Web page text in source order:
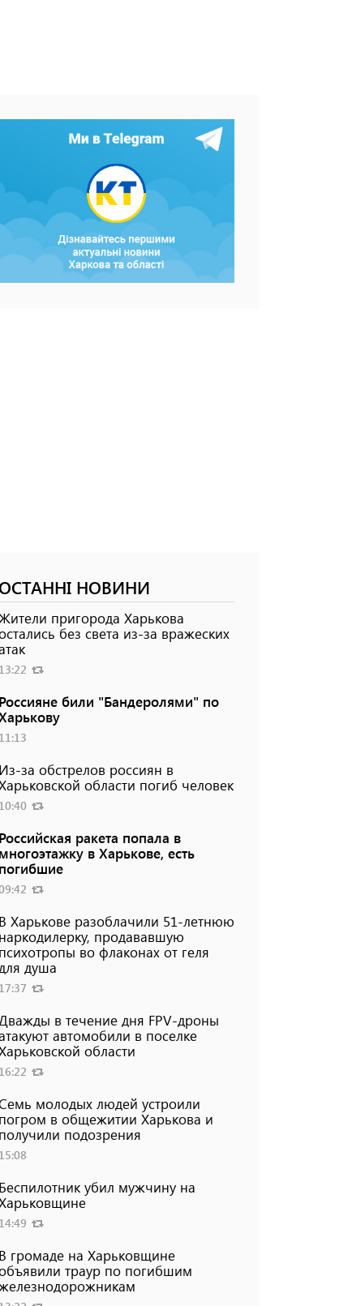
НОВИНИ
пригорода Харькова
без света из-за вражеских
13:22
Россияне били "Бандеролями" по
11:13
Из-за обстрелов россиян в
области погиб человек
10:40
Российская ракета попала в
многоэтажку в Харькове, есть
погибшие
В Харькове разоблачили 51-летнюю
наркодилерку, продававшую
психотропы во флаконах от геля
для душа
17:37
Дважды в течение дня FPV-дроны
автомобили в поселке
области
16:22
молодых людей устроили
погром в общежитии Харькова и
получили подозрения
15:08
Беспилотник убил мужчину на
14:49
В громаде на Харьковщине
траур по погибшим